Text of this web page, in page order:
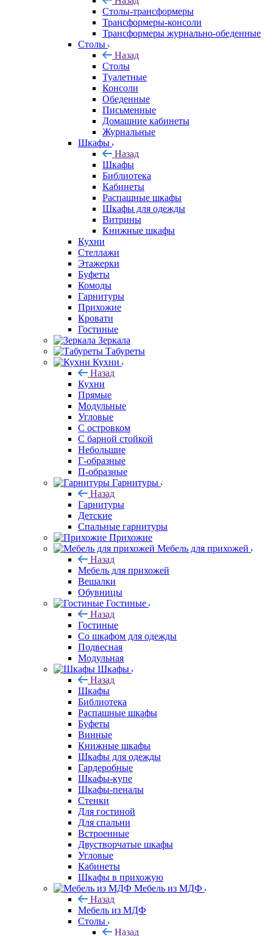
Столы-трансформеры
Трансформеры-консоли
Трансформеры журнально-обеденные
Столы
Назад
Столы
Туалетные
Консоли
Обеденные
Письменные
Домашние кабинеты
Журнальные
Шкафы
Назад
Шкафы
Библиотека
Кабинеты
Распашные шкафы
Шкафы для одежды
Витрины
Книжные шкафы
Кухни
Стеллажи
Этажерки
Буфеты
Комоды
Гарнитуры
Прихожие
Кровати
Гостиные
Зеркала
Табуреты
Кухни
Назад
Кухни
Прямые
Модульные
Угловые
С островком
С барной стойкой
Небольшие
Г-образные
П-образные
Гарнитуры
Назад
Гарнитуры
Детские
Спальные гарнитуры
Прихожие
Мебель для прихожей
Назад
Мебель для прихожей
Вешалки
Обувницы
Гостиные
Назад
Гостиные
Со шкафом для одежды
Подвесная
Модульная
Шкафы
Назад
Шкафы
Библиотека
Распашные шкафы
Буфеты
Винные
Книжные шкафы
Шкафы для одежды
Гардеробные
Шкафы-купе
Шкафы-пеналы
Стенки
Для гостиной
Для спальни
Встроенные
Двустворчатые шкафы
Угловые
Кабинеты
Шкафы в прихожую
Мебель из МДФ
Назад
Мебель из МДФ
Столы
Назад